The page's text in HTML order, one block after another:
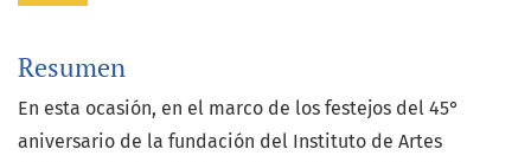
Resumen
En esta ocasión, en el marco de los festejos del 45°
aniversario de la fundación del Instituto de Artes